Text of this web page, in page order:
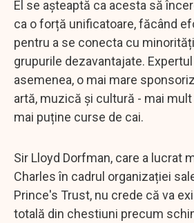
El se așteaptă ca acesta să
ca o forță unificatoare, făcând
pentru a se conecta cu
grupurile dezavantajate.
asemenea, o mai mare
artă, muzică și cultură - mai
mai puține curse de cai.
Sir Lloyd Dorfman, care a lucrat
Charles în cadrul organizației
Prince's Trust, nu crede că va
totală din chestiuni precum